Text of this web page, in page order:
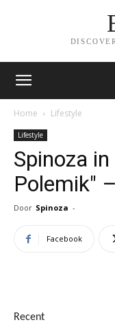
Home Lifestyle
Lifestyle
Spinoza
Polemik"
Door Spinoza -
Facebook
Recent